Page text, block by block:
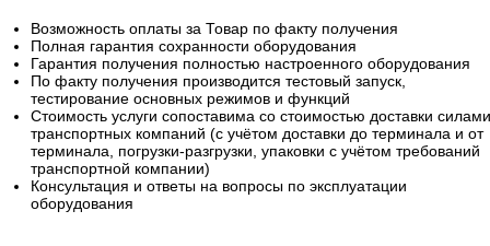
Возможность оплаты за Товар по факту получения
Полная гарантия сохранности оборудования
Гарантия получения полностью настроенного оборудования
По факту получения производится тестовый запуск,
тестирование основных режимов и функций
Стоимость услуги сопоставима со стоимостью доставки силами
транспортных компаний (с учётом доставки до терминала и от
терминала, погрузки-разгрузки, упаковки с учётом требований
транспортной компании)
Консультация и ответы на вопросы по эксплуатации
оборудования